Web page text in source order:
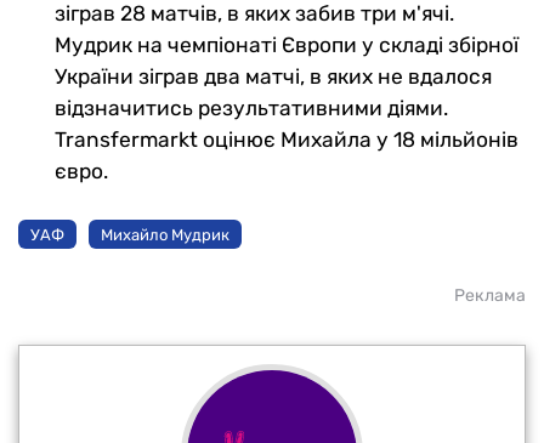
зіграв 28 матчів, в яких забив три м'ячі.
Мудрик на чемпіонаті Європи у складі збірної
України зіграв два матчі, в яких не вдалося
відзначитись результативними діями.
Transfermarkt оцінює Михайла у 18 мільйонів
євро.
УАФ Михайло Мудрик
Реклама